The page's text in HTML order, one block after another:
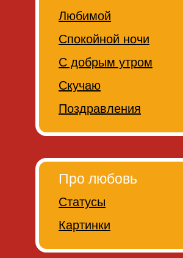
Любимой
Спокойной ночи
С добрым утром
Скучаю
Поздравления
Про любовь
Статусы
Картинки